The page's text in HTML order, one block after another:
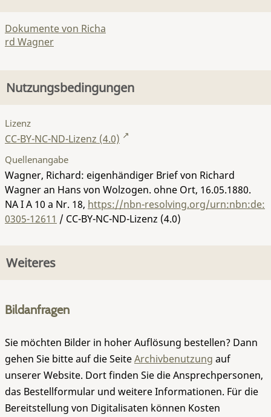
Dokumente von Richa
rd Wagner
Nutzungsbedingungen
Lizenz
CC-BY-NC-ND-Lizenz (4.0)
Quellenangabe
Wagner, Richard: eigenhändiger Brief von Richard
Wagner an Hans von Wolzogen. ohne Ort, 16.05.1880.
NA I A 10 a Nr. 18, https://nbn-resolving.org/urn:nbn:de:
0305-12611 / CC-BY-NC-ND-Lizenz (4.0)
Weiteres
Bildanfragen
Sie möchten Bilder in hoher Auflösung bestellen? Dann
gehen Sie bitte auf die SeiteArchivbenutzung auf
unserer Website. Dort finden Sie die Ansprechpersonen,
das Bestellformular und weitere Informationen. Für die
Bereitstellung von Digitalisaten können Kosten